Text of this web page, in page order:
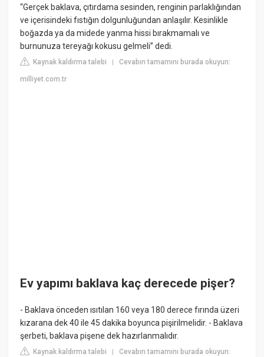
“Gerçek baklava, çıtırdama sesinden, renginin parlaklığından
ve içerisindeki fıstığın dolgunluğundan anlaşılır. Kesinlikle
boğazda ya da midede yanma hissi bırakmamalı ve
burnunuza tereyağı kokusu gelmeli” dedi.
Kaynak kaldırma talebi |Cevabın tamamını burada okuyun:
milliyet.com.tr
Ev yapımı baklava kaç derecede pişer?
- Baklava önceden ısıtılan 160 veya 180 derece fırında üzeri
kızarana dek 40 ile 45 dakika boyunca pişirilmelidir. - Baklava
şerbeti, baklava pişene dek hazırlanmalıdır.
Kaynak kaldırma talebi |Cevabın tamamını burada okuyun: